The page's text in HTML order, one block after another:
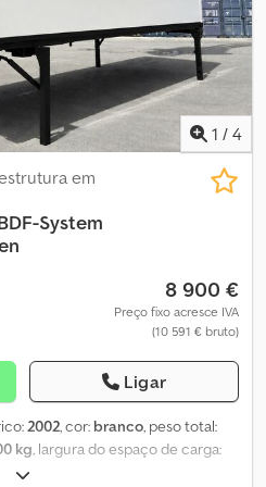
1 / 4
em
System
8 900 €
Preço fixo acresce IVA
(10 591 € bruto)
Ligar
2002, cor: branco, peso total:
kg, largura do espaço de carga:
carga: